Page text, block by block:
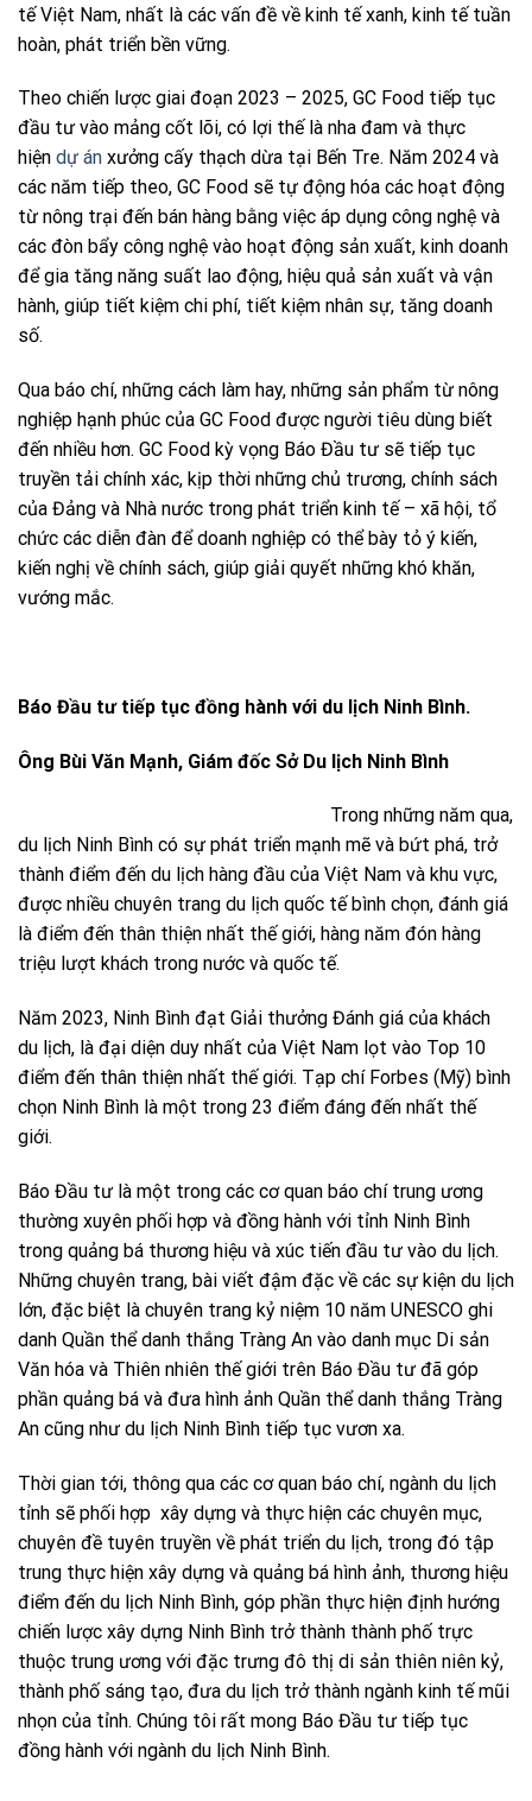
tế Việt Nam, nhất là các vấn đề về kinh tế xanh, kinh tế tuần
hoàn, phát triển bền vững.
Theo chiến lược giai đoạn 2023 – 2025, GC Food tiếp tục
đầu tư vào mảng cốt lõi, có lợi thế là nha đam và thực
hiện dự án xưởng cấy thạch dừa tại Bến Tre. Năm 2024 và
các năm tiếp theo, GC Food sẽ tự động hóa các hoạt động
từ nông trại đến bán hàng bằng việc áp dụng công nghệ và
các đòn bẩy công nghệ vào hoạt động sản xuất, kinh doanh
để gia tăng năng suất lao động, hiệu quả sản xuất và vận
hành, giúp tiết kiệm chi phí, tiết kiệm nhân sự, tăng doanh
số.
Qua báo chí, những cách làm hay, những sản phẩm từ nông
nghiệp hạnh phúc của GC Food được người tiêu dùng biết
đến nhiều hơn. GC Food kỳ vọng Báo Đầu tư sẽ tiếp tục
truyền tải chính xác, kịp thời những chủ trương, chính sách
của Đảng và Nhà nước trong phát triển kinh tế – xã hội, tổ
chức các diễn đàn để doanh nghiệp có thể bày tỏ ý kiến,
kiến nghị về chính sách, giúp giải quyết những khó khăn,
vướng mắc.
Báo Đầu tư tiếp tục đồng hành với du lịch Ninh Bình.
Ông Bùi Văn Mạnh, Giám đốc Sở Du lịch Ninh Bình
Trong những năm qua,
du lịch Ninh Bình có sự phát triển mạnh mẽ và bứt phá, trở
thành điểm đến du lịch hàng đầu của Việt Nam và khu vực,
được nhiều chuyên trang du lịch quốc tế bình chọn, đánh giá
là điểm đến thân thiện nhất thế giới, hàng năm đón hàng
triệu lượt khách trong nước và quốc tế.
Năm 2023, Ninh Bình đạt Giải thưởng Đánh giá của khách
du lịch, là đại diện duy nhất của Việt Nam lọt vào Top 10
điểm đến thân thiện nhất thế giới. Tạp chí Forbes (Mỹ) bình
chọn Ninh Bình là một trong 23 điểm đáng đến nhất thế
giới.
Báo Đầu tư là một trong các cơ quan báo chí trung ương
thường xuyên phối hợp và đồng hành với tỉnh Ninh Bình
trong quảng bá thương hiệu và xúc tiến đầu tư vào du lịch.
Những chuyên trang, bài viết đậm đặc về các sự kiện du lịch
lớn, đặc biệt là chuyên trang kỷ niệm 10 năm UNESCO ghi
danh Quần thể danh thắng Tràng An vào danh mục Di sản
Văn hóa và Thiên nhiên thế giới trên Báo Đầu tư đã góp
phần quảng bá và đưa hình ảnh Quần thể danh thắng Tràng
An cũng như du lịch Ninh Bình tiếp tục vươn xa.
Thời gian tới, thông qua các cơ quan báo chí, ngành du lịch
tỉnh sẽ phối hợp xây dựng và thực hiện các chuyên mục,
chuyên đề tuyên truyền về phát triển du lịch, trong đó tập
trung thực hiện xây dựng và quảng bá hình ảnh, thương hiệu
điểm đến du lịch Ninh Bình, góp phần thực hiện định hướng
chiến lược xây dựng Ninh Bình trở thành thành phố trực
thuộc trung ương với đặc trưng đô thị di sản thiên niên kỷ,
thành phố sáng tạo, đưa du lịch trở thành ngành kinh tế mũi
nhọn của tỉnh. Chúng tôi rất mong Báo Đầu tư tiếp tục
đồng hành với ngành du lịch Ninh Bình.